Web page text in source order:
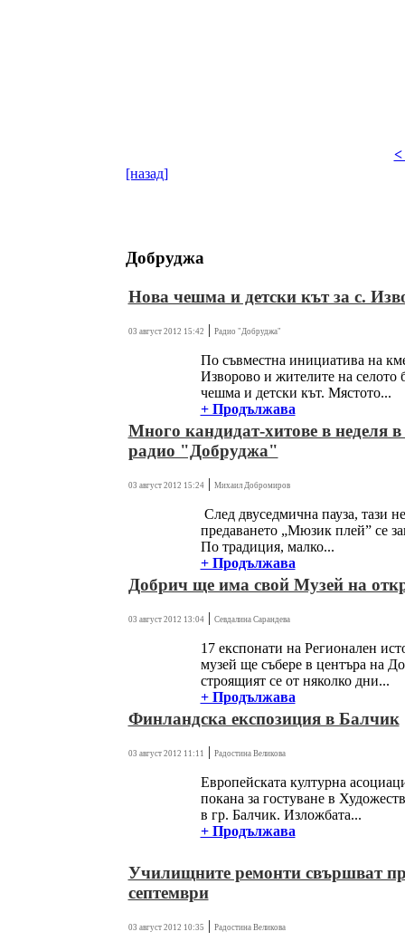
[назад]
Добруджа
Нова чешма и детски кът за с.
03 август 2012 15:42 | Радио "Добруджа"
По съвместна инициатива на
Изворово и жителите на селото
чешма и детски кът. Мястото...
+ Продължава
Много кандидат-хитове в неделя
радио "Добруджа"
03 август 2012 15:24| Михаил Добромиров
След двуседмична пауза, тази
предаването „Мюзик плей” се
По традиция, малко...
+ Продължава
Добрич ще има свой Музей на
03 август 2012 13:04| Севдалина Сарандева
17 експонати на Регионален
музей ще събере в центъра на
строящият се от няколко дни...
+ Продължава
Финландска експозиция в Балчик
03 август 2012 11:11 | Радостина Великова
Европейската културна
покана за гостуване в
в гр. Балчик. Изложбата...
+ Продължава
Училищните ремонти свършват
септември
03 август 2012 10:35 | Радостина Великова